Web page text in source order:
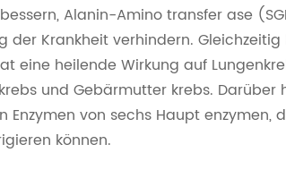
Alanin-Amino transfer ase
der Krankheit verhindern.
eine heilende Wirkung auf
und Gebärmutter krebs. Darüber
von sechs Haupt enzymen,
können.